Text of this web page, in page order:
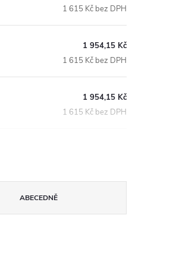
1 615 Kč bez DPH
1 954,15 Kč
1 615 Kč bez DPH
1 954,15 Kč
1 615 Kč bez DPH
ABECEDNĚ